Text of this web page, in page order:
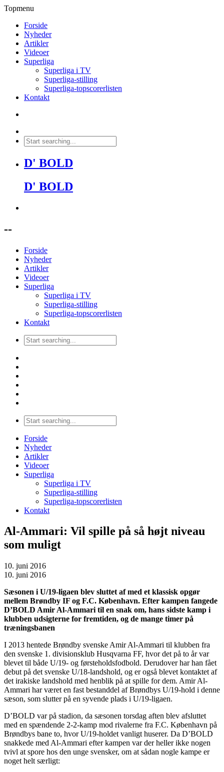
Topmenu
Forside
Nyheder
Artikler
Videoer
Superliga
Superliga i TV
Superliga-stilling
Superliga-topscorerlisten
Kontakt
D' BOLD
D' BOLD
--
Forside
Nyheder
Artikler
Videoer
Superliga
Superliga i TV
Superliga-stilling
Superliga-topscorerlisten
Kontakt
Forside
Nyheder
Artikler
Videoer
Superliga
Superliga i TV
Superliga-stilling
Superliga-topscorerlisten
Kontakt
Al-Ammari: Vil spille på så højt niveau
som muligt
10. juni 2016
10. juni 2016
Sæsonen i U/19-ligaen blev sluttet af med et klassisk opgør
mellem Brøndby IF og F.C. København. Efter kampen fangede
D’BOLD Amir Al-Ammari til en snak om, hans sidste kamp i
klubben udsigterne for fremtiden, og de mange timer på
træningsbanen
I 2013 hentede Brøndby svenske Amir Al-Ammari til klubben fra
den svenske 1. divisionsklub Husqvarna FF, hvor det på to år var
blevet til både U/19- og førsteholdsfodbold. Derudover har han fået
debut på det svenske U/18-landshold, og er også blevet kontaktet af
det irakiske landshold med henblik på at spille for dem. Amir Al-
Ammari har været en fast bestanddel af Brøndbys U/19-hold i denne
sæson, som slutter på en syvende plads i U/19-ligaen.
D’BOLD var på stadion, da sæsonen torsdag aften blev afsluttet
med en spændende 2-2-kamp mod rivalerne fra F.C. København på
Brøndbys bane to, hvor U/19-holdet vanligt huserer. Da D’BOLD
snakkede med Al-Ammari efter kampen var der heller ikke nogen
tvivl at spore hos den unge svensker, om at sådan nogle kampe er
noget helt særligt: